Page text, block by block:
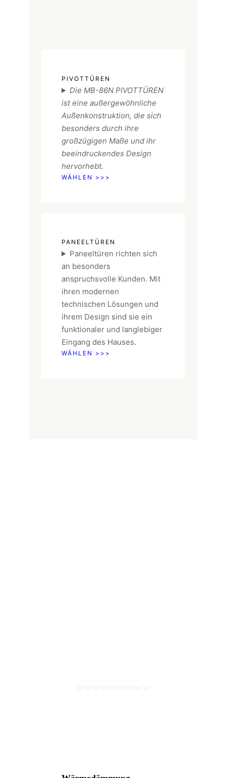
PIVOTTÜREN
Die MB-86N PIVOTTÜREN
ist eine außergewöhnliche
Außenkonstruktion, die sich
besonders durch ihre
großzügigen Maße und ihr
beeindruckendes Design
hervorhebt.
WÄHLEN >>>
PANEELTÜREN
Paneeltüren richten sich
an besonders
anspruchsvolle Kunden. Mit
ihren modernen
technischen Lösungen und
ihrem Design sind sie ein
funktionaler und langlebiger
Eingang des Hauses.
WÄHLEN >>>